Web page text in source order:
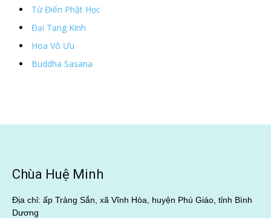
Từ Điển Phật Học
Đại Tạng Kinh
Hoa Vô Ưu
Buddha Sasana
Chùa Huệ Minh
Địa chỉ: ấp Trảng Sắn, xã Vĩnh Hòa, huyện Phú Giáo, tỉnh Bình
Dương